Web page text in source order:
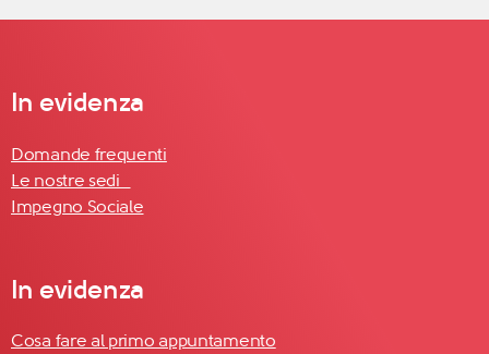
In evidenza
Domande frequenti
Le nostre sedi
Impegno Sociale
In evidenza
Cosa fare al primo appuntamento